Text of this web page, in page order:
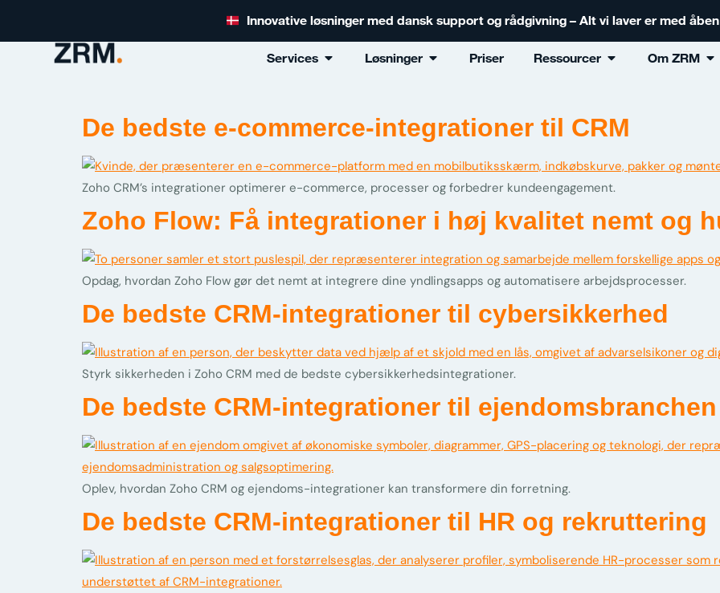
Innovative løsninger med dansk support og rådgivning – Alt vi laver er med
Services Løsninger Priser Ressourcer Om ZRM
De bedste e-commerce-integrationer til CRM
Zoho CRM’s integrationer optimerer e-commerce, processer og forbedrer kundeengagement.
Zoho Flow: Få integrationer i høj kvalitet nemt og
Opdag, hvordan Zoho Flow gør det nemt at integrere dine yndlingsapps og automatisere arbejdsprocesser.
De bedste CRM-integrationer til cybersikkerhed
Styrk sikkerheden i Zoho CRM med de bedste cybersikkerhedsintegrationer.
De bedste CRM-integrationer til ejendomsbranchen
Oplev, hvordan Zoho CRM og ejendoms-integrationer kan transformere din forretning.
De bedste CRM-integrationer til HR og rekruttering